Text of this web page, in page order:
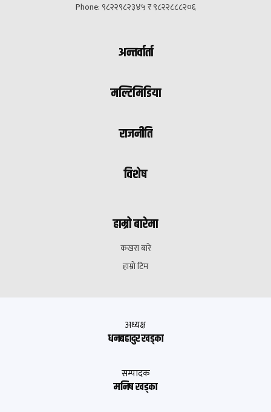
Phone: ९८२२९८२३४५ र ९८२२८८८२०६
अन्तर्वार्ता
मल्टिमिडिया
राजनीति
विशेष
हाम्रो बारेमा
कखरा बारे
हाम्रो टिम
अध्यक्ष
धनबहादुर खड्का
सम्पादक
मनिष खड्का